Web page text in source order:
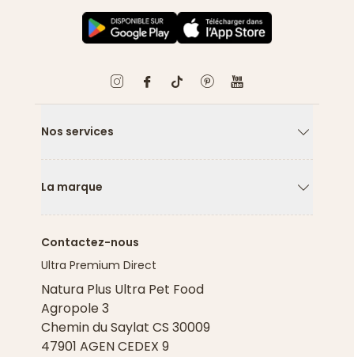
Nos services
La marque
Contactez-nous
Ultra Premium Direct
Natura Plus Ultra Pet Food
Agropole 3
Chemin du Saylat CS 30009
47901 AGEN CEDEX 9